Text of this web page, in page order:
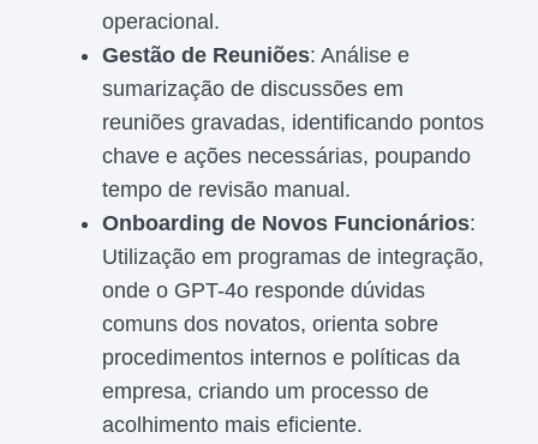
operacional.
Gestão de Reuniões: Análise e
sumarização de discussões em
reuniões gravadas, identificando pontos
chave e ações necessárias, poupando
tempo de revisão manual.
Onboarding de Novos Funcionários:
Utilização em programas de integração,
onde o GPT-4o responde dúvidas
comuns dos novatos, orienta sobre
procedimentos internos e políticas da
empresa, criando um processo de
acolhimento mais eficiente.